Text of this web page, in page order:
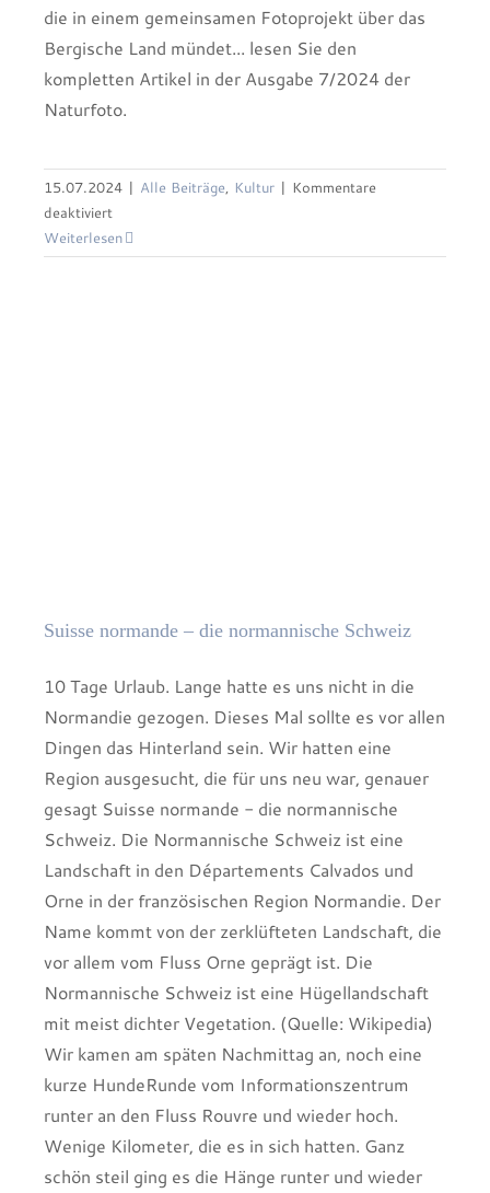
die in einem gemeinsamen Fotoprojekt über das
Bergische Land mündet... lesen Sie den
kompletten Artikel in der Ausgabe 7/2024 der
Naturfoto.
15.07.2024 | Alle Beiträge, Kultur | Kommentare
deaktiviert
Naturfoto
7/2024
Weiterlesen
Suisse normande – die normannische Schweiz
Suisse normande – die normannische Schweiz
10 Tage Urlaub. Lange hatte es uns nicht in die
Normandie gezogen. Dieses Mal sollte es vor allen
Dingen das Hinterland sein. Wir hatten eine
Region ausgesucht, die für uns neu war, genauer
gesagt Suisse normande - die normannische
Schweiz. Die Normannische Schweiz ist eine
Landschaft in den Départements Calvados und
Orne in der französischen Region Normandie. Der
Name kommt von der zerklüfteten Landschaft, die
vor allem vom Fluss Orne geprägt ist. Die
Normannische Schweiz ist eine Hügellandschaft
mit meist dichter Vegetation. (Quelle: Wikipedia)
Wir kamen am späten Nachmittag an, noch eine
kurze HundeRunde vom Informationszentrum
runter an den Fluss Rouvre und wieder hoch.
Wenige Kilometer, die es in sich hatten. Ganz
schön steil ging es die Hänge runter und wieder